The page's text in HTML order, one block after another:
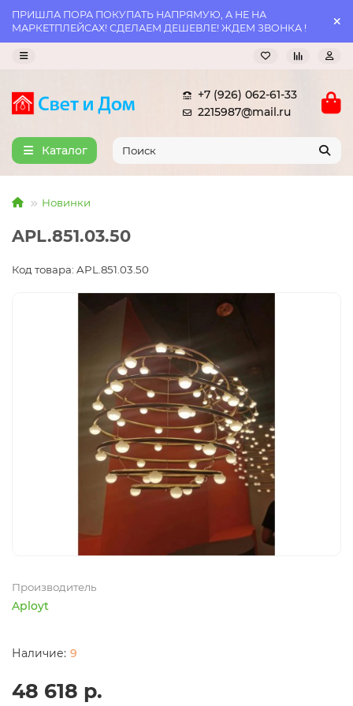
ПРИШЛА ПОРА ПОКУПАТЬ НАПРЯМУЮ, А НЕ НА
МАРКЕТПЛЕЙСАХ! СДЕЛАЕМ ДЕШЕВЛЕ! ЖДЕМ ЗВОНКА !
+7 (926) 062-61-33
2215987@mail.ru
Каталог
Новинки
APL.851.03.50
Код товара: APL.851.03.50
Производитель
Aployt
9
48 618 р.